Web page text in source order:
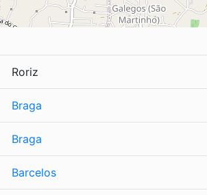
Roriz
Braga
Braga
Barcelos